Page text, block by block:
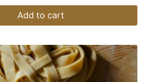
Add to cart